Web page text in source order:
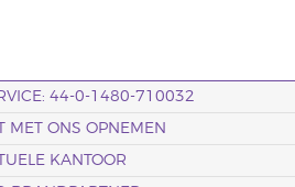
44-0-1480-710032
MET ONS OPNEMEN
KANTOOR